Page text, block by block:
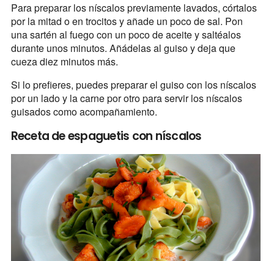
Para preparar los níscalos previamente lavados, córtalos
por la mitad o en trocitos y añade un poco de sal. Pon
una sartén al fuego con un poco de aceite y saltéalos
durante unos minutos. Añádelas al guiso y deja que
cueza diez minutos más.
Si lo prefieres, puedes preparar el guiso con los níscalos
por un lado y la carne por otro para servir los níscalos
guisados como acompañamiento.
Receta de espaguetis con níscalos